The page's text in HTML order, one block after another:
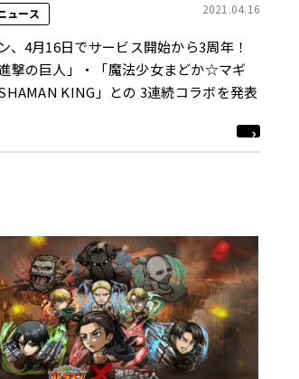
ュース 2021.04.16
、4月16日でサービス開始から3周年！
撃の巨人」・「魔法少女まどか☆マギ
KING」との 3連続コラボを発表